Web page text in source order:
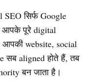
सिर्फ Google
आपके पूरे digital
आपकी website, social
सब aligned होते हैं, तब
बन जाता है।